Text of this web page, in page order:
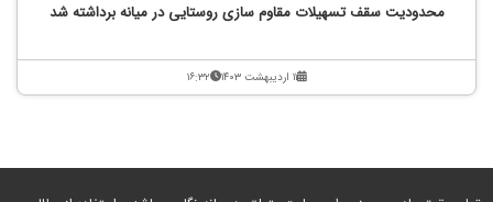
محدودیت سقف تسهیلات مقاوم سازی روستایی در میانه برداشته شد
۱۱ اردیبهشت ۱۴۰۳ ۱۶:۳۲